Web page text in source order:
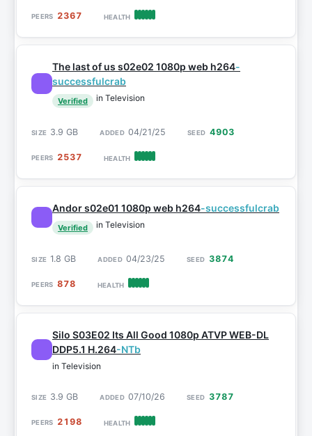
2367
The last of us s02e02 1080p web h264-
successfulcrab
Verified in Television
3.9 GB 04/21/25 4903
2537
Andor s02e01 1080p web h264-successfulcrab
Verified in Television
1.8 GB 04/23/25 3874
878
Silo S03E02 Its All Good 1080p ATVP WEB-DL
DDP5.1 H.264-NTb
in Television
3.9 GB 07/10/26 3787
2198